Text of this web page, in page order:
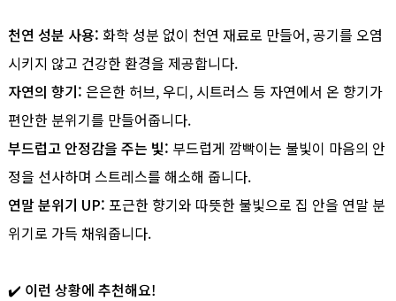
천연 성분 사용: 화학 성분 없이 천연 재료로 만들어, 공기를 오염
시키지 않고 건강한 환경을 제공합니다.
자연의 향기: 은은한 허브, 우디, 시트러스 등 자연에서 온 향기가
편안한 분위기를 만들어줍니다.
부드럽고 안정감을 주는 빛: 부드럽게 깜빡이는 불빛이 마음의 안
정을 선사하며 스트레스를 해소해 줍니다.
연말 분위기 UP: 포근한 향기와 따뜻한 불빛으로 집 안을 연말 분
위기로 가득 채워줍니다.
✔️ 이런 상황에 추천해요!